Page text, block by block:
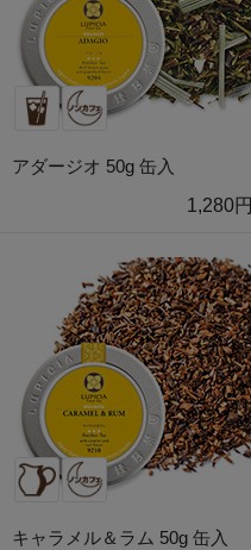
アダージオ 50g 缶入
1,280円
キャラメル＆ラム 50g 缶入